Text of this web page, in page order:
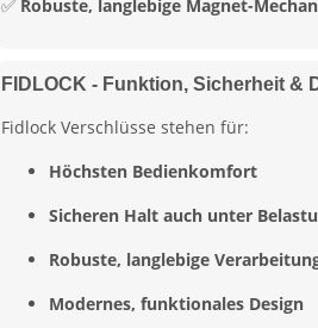
✅ Robuste, langlebige Magnet-
FIDLOCK - Funktion, Sicherheit &
Fidlock Verschlüsse stehen für:
Höchsten Bedienkomfort
Sicheren Halt auch unter
Robuste, langlebige
Modernes, funktionales Design